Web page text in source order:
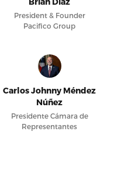
President & Founder
Pacifico Group
Carlos Johnny Méndez
Núñez
Presidente Cámara de
Representantes